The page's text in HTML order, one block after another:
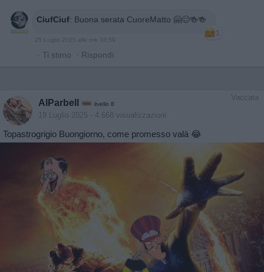
CiufCiuf: Buona serata CuoreMatto 🤗😊🍻🍻
1
25 Luglio 2025 alle ore 18:59
· Ti stimo · Rispondi
Vaccata
AlParbell livello 8
19 Luglio 2025 - 4.668 visualizzazioni
Topastrogrigio Buongiorno, come promesso valà 😂